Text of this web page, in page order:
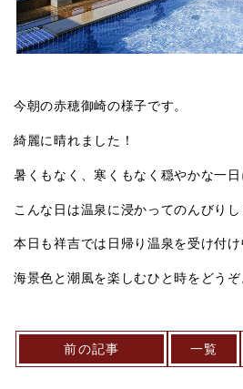
今朝の赤穂御崎の様子です。
綺麗に晴れました！
暑くもなく、寒くもなく穏やかな一日
こんな日は温泉に浸かってのんびりし
本日も祥吉では日帰り温泉を受け付け
海景色と潮風を楽しむひと時をどうぞ
前の記事 一覧